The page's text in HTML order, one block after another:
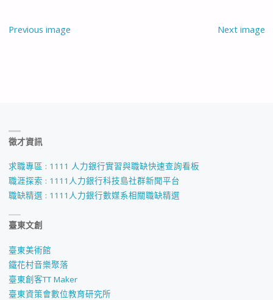
Previous image Next image
徵才資訊
求職專區 : 1111 人力銀行實習與職缺快速查詢看板
職涯探索 : 1111人力銀行科技島社群新聞平台
職缺精選 : 1111人力銀行數媒系相關職缺精選
臺東文創
臺東美術館
鐵花村音樂聚落
臺東創客TT Maker
臺東資策會數位教育研究所